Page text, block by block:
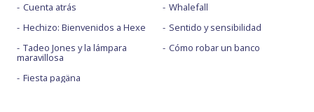
Cuenta atrás
Hechizo: Bienvenidos a Hexe
Tadeo Jones y la lámpara
maravillosa
Fiesta pagäna
Whalefall
Sentido y sensibilidad
Cómo robar un banco